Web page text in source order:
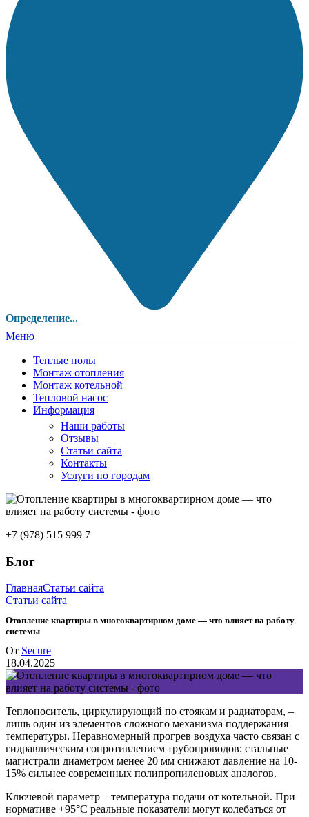
Определение...
Меню
Теплые полы
Монтаж отопления
Монтаж котельной
Тепловой насос
Информация
Наши работы
Отзывы
Статьи сайта
Контакты
Услуги по городам
+7 (978) 515 999 7
Блог
ГлавнаяСтатьи сайта
Статьи сайта
Отопление квартиры в многоквартирном доме — что влияет на работу
системы
От Secure
18.04.2025
Теплоноситель, циркулирующий по стоякам и радиаторам, –
лишь один из элементов сложного механизма поддержания
температуры. Неравномерный прогрев воздуха часто связан с
гидравлическим сопротивлением трубопроводов: стальные
магистрали диаметром менее 20 мм снижают давление на 10-
15% сильнее современных полипропиленовых аналогов.
Ключевой параметр – температура подачи от котельной. При
нормативе +95°C реальные показатели могут колебаться от